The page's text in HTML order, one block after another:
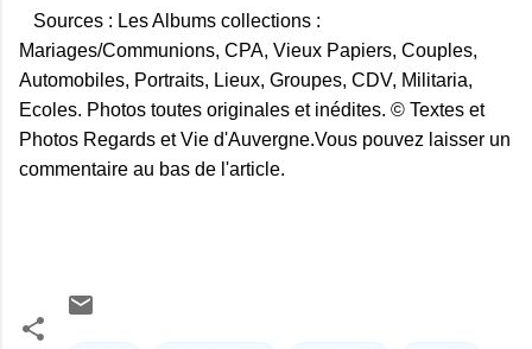
Sources : Les Albums collections :
Mariages/Communions, CPA, Vieux Papiers, Couples,
Automobiles, Portraits, Lieux, Groupes, CDV, Militaria,
Ecoles. Photos toutes originales et inédites. © Textes et
Photos Regards et Vie d'Auvergne.Vous pouvez laisser un
commentaire au bas de l'article.